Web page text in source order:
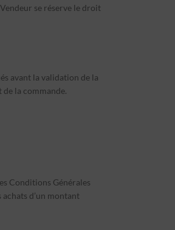
se réserve le droit
avant la validation de la
la commande.
Conditions Générales
d’un montant